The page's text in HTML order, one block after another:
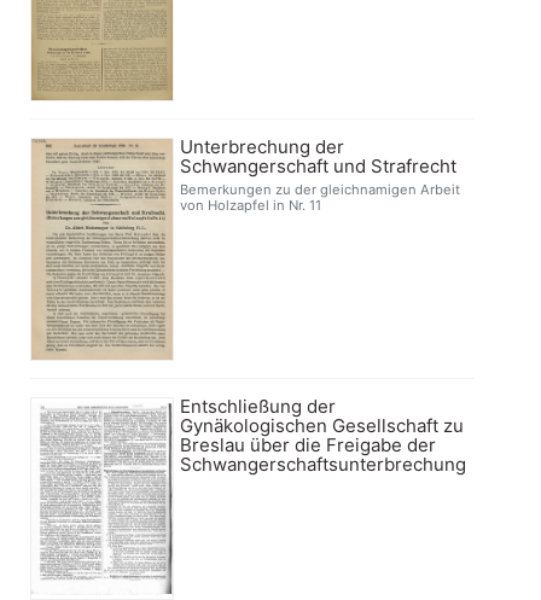
Unterbrechung der
Schwangerschaft und Strafrecht
Bemerkungen zu der gleichnamigen Arbeit
von Holzapfel in Nr. 11
Entschließung der
Gynäkologischen Gesellschaft zu
Breslau über die Freigabe der
Schwangerschaftsunterbrechung